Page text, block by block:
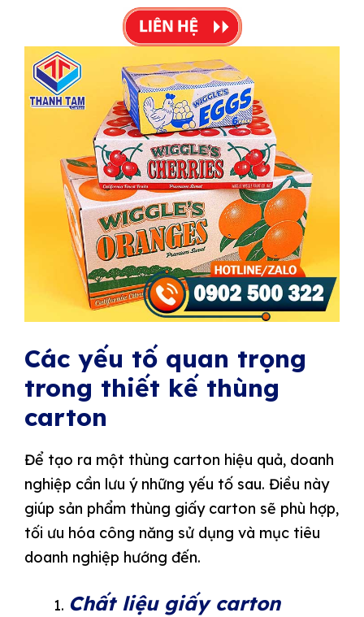
Các yếu tố quan trọng
trong thiết kế thùng
carton
Để tạo ra một thùng carton hiệu quả, doanh
nghiệp cần lưu ý những yếu tố sau. Điều này
giúp sản phẩm thùng giấy carton sẽ phù hợp,
tối ưu hóa công năng sử dụng và mục tiêu
doanh nghiệp hướng đến.
Chất liệu giấy carton